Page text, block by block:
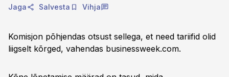
Jaga Salvesta Vihja
Komisjon põhjendas otsust sellega, et need tariifid olid
liigselt kõrged, vahendas businessweek.com.